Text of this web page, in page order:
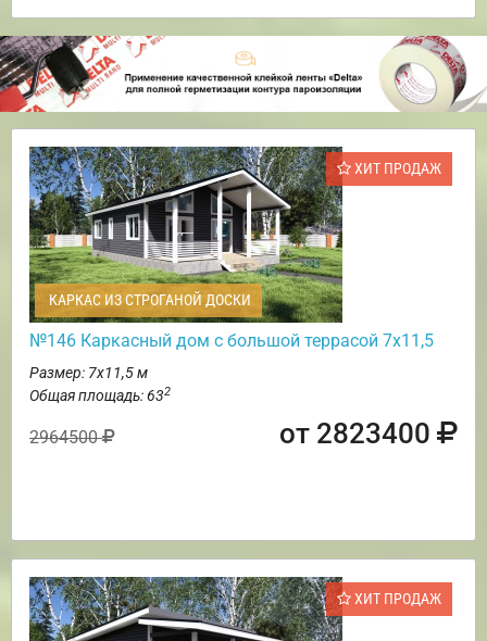
ХИТ ПРОДАЖ
КАРКАС ИЗ СТРОГАНОЙ ДОСКИ
№146 Каркасный дом с большой террасой 7х11,5
Размер: 7х11,5 м
Общая площадь: 632
2964500 от 2823400
ХИТ ПРОДАЖ